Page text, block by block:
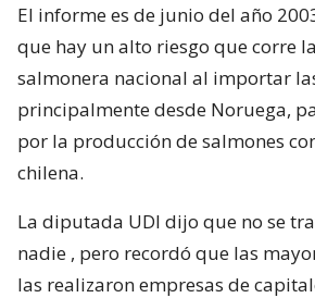
El informe es de junio del año
que hay un alto riesgo que corre
salmonera nacional al importar
principalmente desde Noruega,
por la producción de salmones
chilena.
La diputada UDI dijo que no se
nadie , pero recordó que las
las realizaron empresas de